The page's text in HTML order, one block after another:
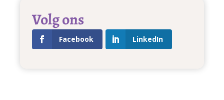
Volg ons
Facebook LinkedIn